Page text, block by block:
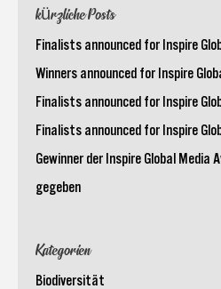
kürzliche Posts
Finalists announced for Inspire
Winners announced for Inspire
Finalists announced for Inspire
Finalists announced for Inspire
Gewinner der Inspire Global Media
gegeben
Kategorien
Biodiversität